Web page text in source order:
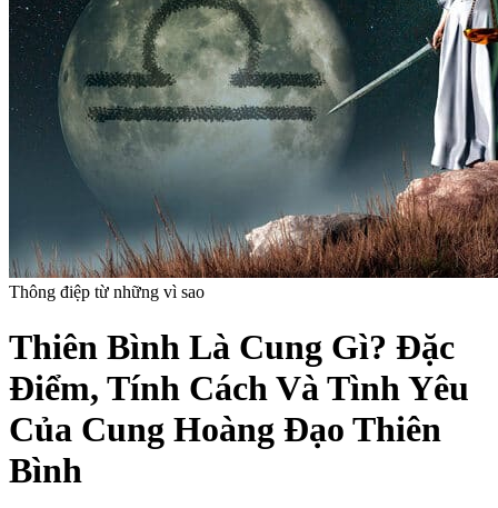
Thông điệp từ những vì sao
Thiên Bình Là Cung Gì? Đặc
Điểm, Tính Cách Và Tình Yêu
Của Cung Hoàng Đạo Thiên
Bình